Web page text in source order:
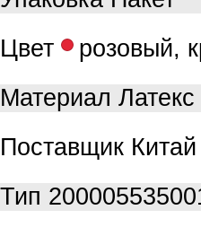
Цвет
розовый,
Материал Латекс
Поставщик Китай
Тип